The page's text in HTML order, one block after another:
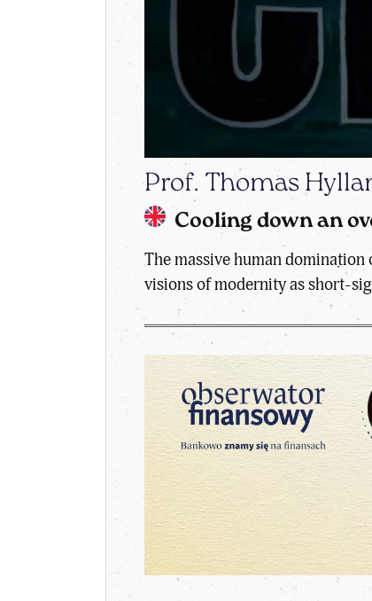
Prof. Thomas
Cooling down an
The massive human
visions of modernity as short-